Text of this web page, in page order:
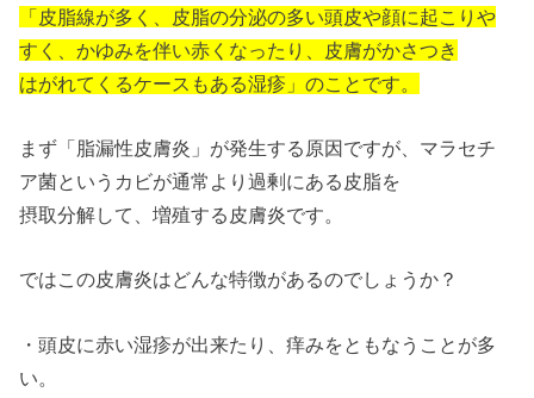
「皮脂線が多く、皮脂の分泌の多い頭皮や顔に起こりや
すく、かゆみを伴い赤くなったり、皮膚がかさつき
はがれてくるケースもある湿疹」のことです。
まず「脂漏性皮膚炎」が発生する原因ですが、マラセチ
ア菌というカビが通常より過剰にある皮脂を
摂取分解して、増殖する皮膚炎です。
ではこの皮膚炎はどんな特徴があるのでしょうか？
・頭皮に赤い湿疹が出来たり、痒みをともなうことが多
い。